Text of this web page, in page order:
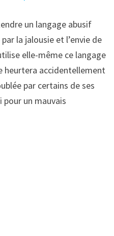
un langage abusif
la jalousie et l’envie de
elle-même ce langage
heurtera accidentellement
par certains de ses
pour un mauvais